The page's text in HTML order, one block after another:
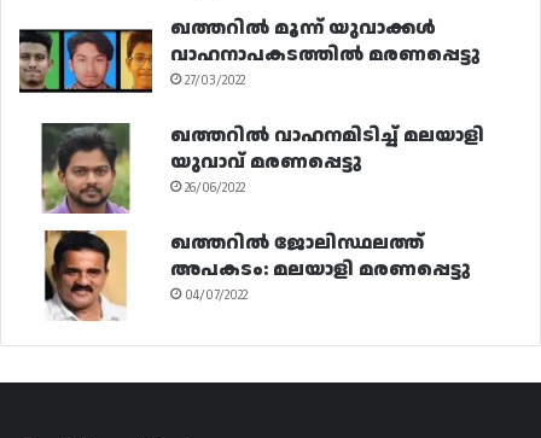
ഖത്തറിൽ മൂന്ന് യുവാക്കൾ
വാഹനാപകടത്തിൽ മരണപ്പെട്ടു
27/03/2022
ഖത്തറിൽ വാഹനമിടിച്ച് മലയാളി
യുവാവ് മരണപ്പെട്ടു
26/06/2022
ഖത്തറിൽ ജോലിസ്ഥലത്ത്
അപകടം: മലയാളി മരണപ്പെട്ടു
04/07/2022